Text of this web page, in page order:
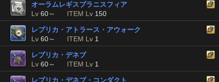
オーラムレギスプラニスフィア
Lv 60～ ITEM Lv 150
レプリカ・アトラース・アウォーク
Lv 60～ ITEM Lv 1
レプリカ・デネブ
Lv 60～ ITEM Lv 1
レプリカ・デネブ・コンダクト